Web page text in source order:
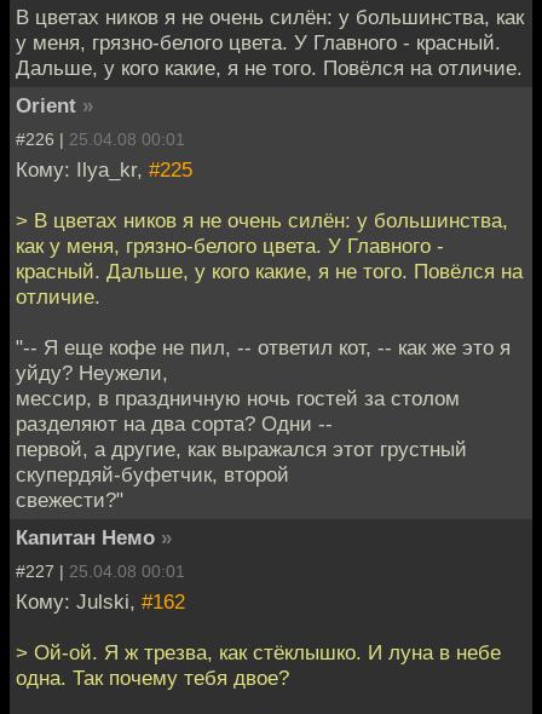
В цветах ников я не очень силён: у большинства, как
у меня, грязно-белого цвета. У Главного - красный.
Дальше, у кого какие, я не того. Повёлся на отличие.
Orient »
#226 | 25.04.08 00:01
Кому: Ilya_kr, #225
> В цветах ников я не очень силён: у большинства,
как у меня, грязно-белого цвета. У Главного -
красный. Дальше, у кого какие, я не того. Повёлся на
отличие.
"-- Я еще кофе не пил, -- ответил кот, -- как же это я
уйду? Неужели,
мессир, в праздничную ночь гостей за столом
разделяют на два сорта? Одни --
первой, а другие, как выражался этот грустный
скупердяй-буфетчик, второй
свежести?"
Капитан Немо »
#227 | 25.04.08 00:01
Кому: Julski, #162
> Ой-ой. Я ж трезва, как стёклышко. И луна в небе
одна. Так почему тебя двое?